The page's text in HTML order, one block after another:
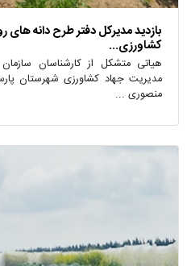
بازدید مدیرکل دفتر طرح دانه های
کشاورزی...
هیاتی متشکل از کارشناسان
مدیریت جهاد کشاورزی شهرستان
منصوری ...